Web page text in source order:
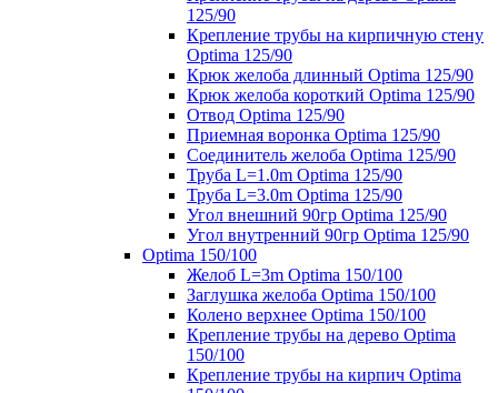
125/90
Крепление трубы на кирпичную стену
Optima 125/90
Крюк желоба длинный Optima 125/90
Крюк желоба короткий Optima 125/90
Отвод Optima 125/90
Приемная воронка Optima 125/90
Соединитель желоба Optima 125/90
Труба L=1.0m Optima 125/90
Труба L=3.0m Optima 125/90
Угол внешний 90гр Optima 125/90
Угол внутренний 90гр Optima 125/90
Optima 150/100
Желоб L=3m Optima 150/100
Заглушка желоба Optima 150/100
Колено верхнее Optima 150/100
Крепление трубы на дерево Optima
150/100
Крепление трубы на кирпич Optima